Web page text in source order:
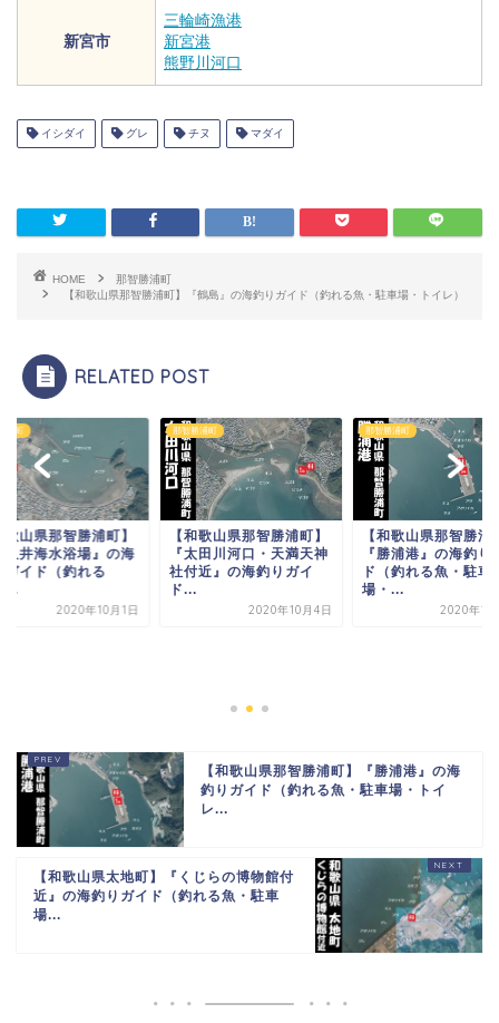
新宮市
三輪崎漁港
新宮港
熊野川河口
イシダイ グレ チヌ マダイ
HOME
那智勝浦町
【和歌山県那智勝浦町】『鶴島』の海釣りガイド（釣れる魚・駐車場・トイレ）
RELATED POST
浦町
歌山県那智勝浦町】
田川河口・天満天神
近』の海釣りガイ
2020年10月4日
那智勝浦町
【和歌山県那智勝浦町】
『勝浦港』の海釣りガイ
ド（釣れる魚・駐車
場・...
2020年10月2日
那智勝浦町
【和歌山県那智勝浦
【和歌山県那智勝浦町】『勝浦港』の海
釣りガイド（釣れる魚・駐車場・トイ
レ...
【和歌山県太地町】『くじらの博物館付
近』の海釣りガイド（釣れる魚・駐車
場...